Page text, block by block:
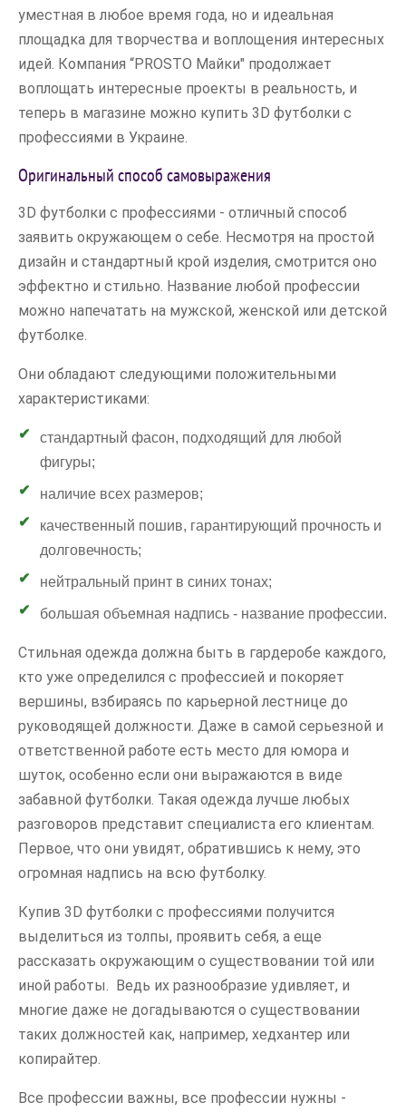
уместная в любое время года, но и идеальная
площадка для творчества и воплощения интересных
идей. Компания “PROSTO Майки" продолжает
воплощать интересные проекты в реальность, и
теперь в магазине можно купить 3D футболки с
профессиями в Украине.
Оригинальный способ самовыражения
3D футболки с профессиями - отличный способ
заявить окружающем о себе. Несмотря на простой
дизайн и стандартный крой изделия, смотрится оно
эффектно и стильно. Название любой профессии
можно напечатать на мужской, женской или детской
футболке.
Они обладают следующими положительными
характеристиками:
стандартный фасон, подходящий для любой
фигуры;
наличие всех размеров;
качественный пошив, гарантирующий прочность и
долговечность;
нейтральный принт в синих тонах;
большая объемная надпись - название профессии.
Стильная одежда должна быть в гардеробе каждого,
кто уже определился с профессией и покоряет
вершины, взбираясь по карьерной лестнице до
руководящей должности. Даже в самой серьезной и
ответственной работе есть место для юмора и
шуток, особенно если они выражаются в виде
забавной футболки. Такая одежда лучше любых
разговоров представит специалиста его клиентам.
Первое, что они увидят, обратившись к нему, это
огромная надпись на всю футболку.
Купив 3D футболки с профессиями получится
выделиться из толпы, проявить себя, а еще
рассказать окружающим о существовании той или
иной работы. Ведь их разнообразие удивляет, и
многие даже не догадываются о существовании
таких должностей как, например, хедхантер или
копирайтер.
Все профессии важны, все профессии нужны -